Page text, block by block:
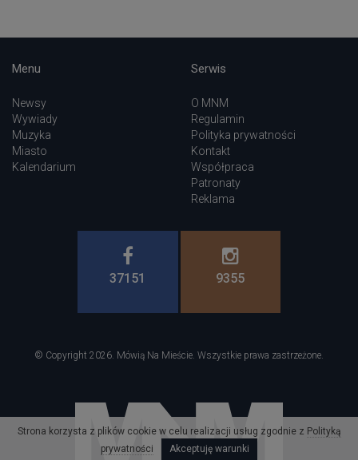
Menu
Newsy
Wywiady
Muzyka
Miasto
Kalendarium
Serwis
O MNM
Regulamin
Polityka prywatności
Kontakt
Współpraca
Patronaty
Reklama
37151 9355
© Copyright 2026. Mówią Na Mieście. Wszystkie prawa zastrzeżone.
Strona korzysta z plików cookie w celu realizacji usług zgodnie z Polityką
prywatności
Akceptuję warunki